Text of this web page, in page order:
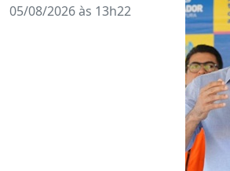
05/08/2026 às 13h22